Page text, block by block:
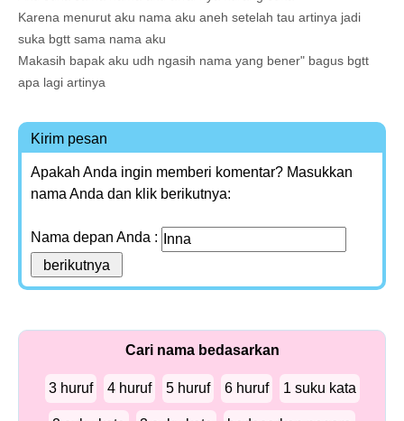
Karena menurut aku nama aku aneh setelah tau artinya jadi
suka bgtt sama nama aku
Makasih bapak aku udh ngasih nama yang bener" bagus bgtt
apa lagi artinya
Kirim pesan
Apakah Anda ingin memberi komentar? Masukkan
nama Anda dan klik berikutnya:
Nama depan Anda :
Cari nama bedasarkan
3 huruf 4 huruf 5 huruf 6 huruf 1 suku kata